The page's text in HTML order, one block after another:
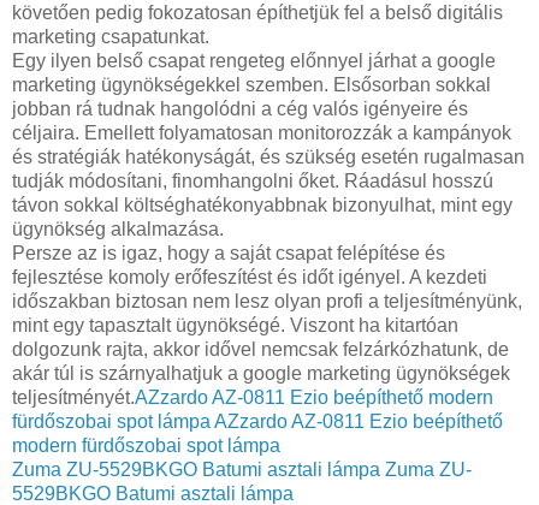
követően pedig fokozatosan építhetjük fel a belső digitális
marketing csapatunkat.
Egy ilyen belső csapat rengeteg előnnyel járhat a google
marketing ügynökségekkel szemben. Elsősorban sokkal
jobban rá tudnak hangolódni a cég valós igényeire és
céljaira. Emellett folyamatosan monitorozzák a kampányok
és stratégiák hatékonyságát, és szükség esetén rugalmasan
tudják módosítani, finomhangolni őket. Ráadásul hosszú
távon sokkal költséghatékonyabbnak bizonyulhat, mint egy
ügynökség alkalmazása.
Persze az is igaz, hogy a saját csapat felépítése és
fejlesztése komoly erőfeszítést és időt igényel. A kezdeti
időszakban biztosan nem lesz olyan profi a teljesítményünk,
mint egy tapasztalt ügynökségé. Viszont ha kitartóan
dolgozunk rajta, akkor idővel nemcsak felzárkózhatunk, de
akár túl is szárnyalhatjuk a google marketing ügynökségek
teljesítményét.AZzardo AZ-0811 Ezio beépíthető modern
fürdőszobai spot lámpa AZzardo AZ-0811 Ezio beépíthető
modern fürdőszobai spot lámpa
Zuma ZU-5529BKGO Batumi asztali lámpa Zuma ZU-
5529BKGO Batumi asztali lámpa